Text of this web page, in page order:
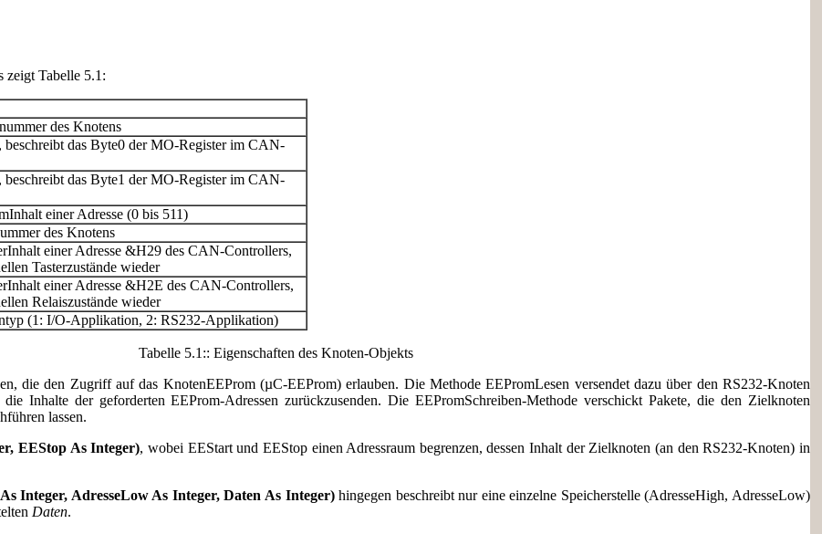
zeigt Tabelle 5.1:
des Knotens
beschreibt das Byte0 der MO-Register im CAN-
beschreibt das Byte1 der MO-Register im CAN-
einer Adresse (0 bis 511)
des Knotens
einer Adresse &H29 des CAN-Controllers,
Tasterzustände wieder
einer Adresse &H2E des CAN-Controllers,
Relaiszustände wieder
(1: I/O-Applikation, 2: RS232-Applikation)
Tabelle 5.1:: Eigenschaften des Knoten-Objekts
die den Zugriff auf das KnotenEEProm (µC-EEProm) erlauben. Die Methode EEPromLesen versendet dazu über den RS232-Knoten
Inhalte der geforderten EEProm-Adressen zurückzusenden. Die EEPromSchreiben-Methode verschickt Pakete, die den Zielknoten
lassen.
EEStop As Integer), wobei EEStart und EEStop einen Adressraum begrenzen, dessen Inhalt der Zielknoten (an den RS232-Knoten) in
Integer, AdresseLow As Integer, Daten As Integer)hingegen beschreibt nur eine einzelne Speicherstelle (AdresseHigh, AdresseLow)
Daten.